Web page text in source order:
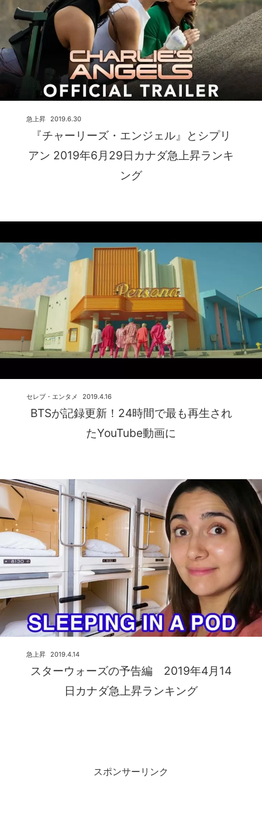
『チャーリーズ・エンジェル』とシプリ
アン 2019年6月29日カナダ急上昇ランキ
ング
2019.6.30
急上昇
BTSが記録更新！24時間で最も再生され
たYouTube動画に
2019.4.16
セレブ・エンタメ
スターウォーズの予告編 2019年4月14
日カナダ急上昇ランキング
2019.4.14
急上昇
スポンサーリンク